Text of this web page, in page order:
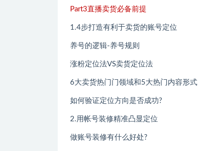
Part3直播卖货必备前提
1.4步打造有利于卖货的账号定位
养号的逻辑-养号规则
涨粉定位法VS卖货定位法
6大卖货热门门领域和5大热门内容形式
如何验证定位方向是否成功?
2.用帐号装修精准凸显定位
做账号装修有什么好处?